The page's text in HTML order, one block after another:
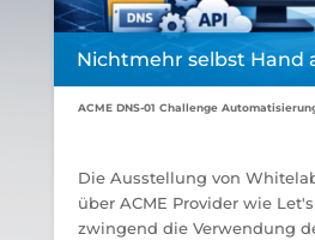
Nichtmehr selbst Hand
ACME DNS-01 Challenge
Die Ausstellung von
über ACME Provider wie
zwingend die Verwendung